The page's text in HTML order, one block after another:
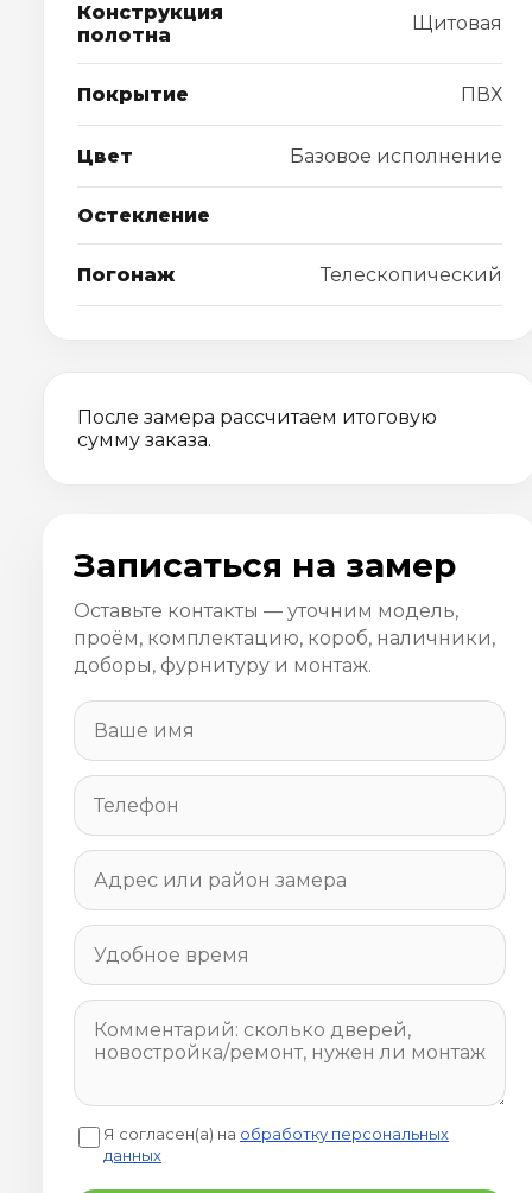
Конструкция
полотна
Щитовая
Покрытие ПВХ
Цвет Базовое исполнение
Остекление
Погонаж Телескопический
После замера рассчитаем итоговую
сумму заказа.
Записаться на замер
Оставьте контакты — уточним модель,
проём, комплектацию, короб, наличники,
доборы, фурнитуру и монтаж.
Я согласен(а) на обработку персональных
данных